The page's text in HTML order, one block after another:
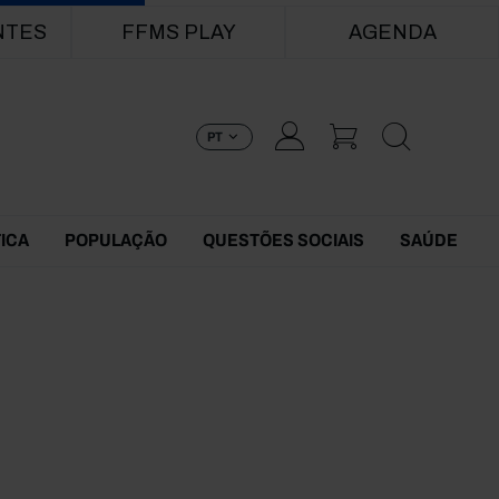
FFMS PLAY AGENDA
PT
POPULAÇÃO QUESTÕES SOCIAIS SAÚDE